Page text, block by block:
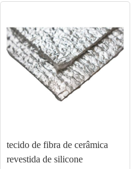
tecido de fibra de cerâmica
revestida de silicone